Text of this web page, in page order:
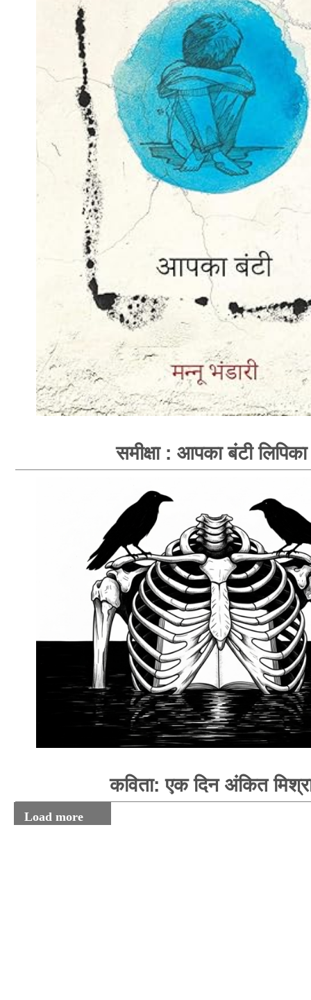
समीक्षा : आपका बंटी लिपिका
कविता: एक दिन अंकित
Load more